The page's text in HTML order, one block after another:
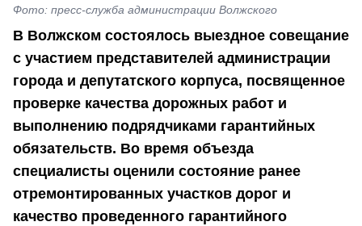
Фото: пресс-служба администрации Волжского
В Волжском состоялось выездное совещание
с участием представителей администрации
города и депутатского корпуса, посвященное
проверке качества дорожных работ и
выполнению подрядчиками гарантийных
обязательств. Во время объезда
специалисты оценили состояние ранее
отремонтированных участков дорог и
качество проведенного гарантийного